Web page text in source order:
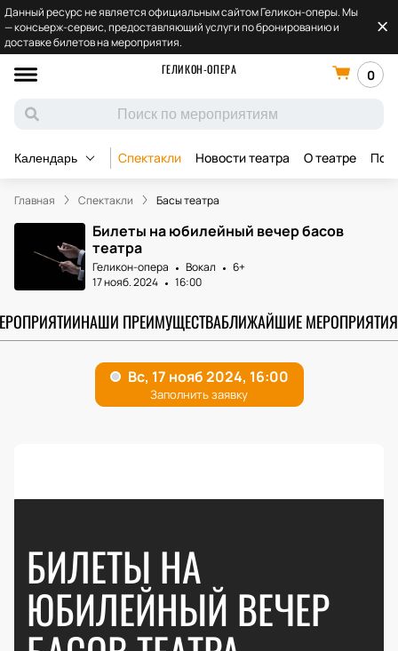
Данный ресурс не является официальным сайтом Геликон-оперы. Мы
— консьерж-сервис, предоставляющий услуги по бронированию и
доставке билетов на мероприятия.
ГЕЛИКОН-ОПЕРА
0
Календарь Спектакли Новости театра О театре
Главная Спектакли Басы театра
Билеты на юбилейный вечер басов
театра
Геликон-опера Вокал
6+
17 нояб. 2024
16:00
НАШИ ПРЕИМУЩЕСТВАБЛИЖАЙШИЕ МЕРОПРИЯТИЯ
БИЛЕТЫ НА
ЮБИЛЕЙНЫЙ ВЕЧЕР